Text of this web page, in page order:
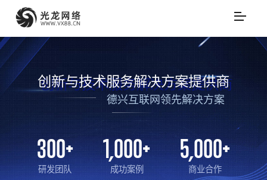
创新与技术服务解决方案提供商
德兴互联网领先解决方案
300+
研发团队
1,000+
成功案例
5,000+
商业合作